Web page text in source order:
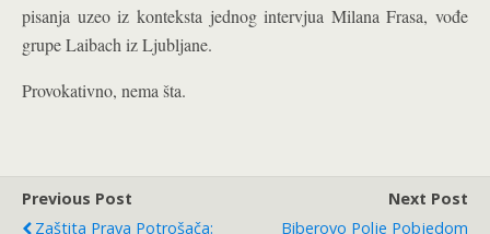
pisanja uzeo iz konteksta jednog intervjua Milana Frasa, vođe
grupe Laibach iz Ljubljane.
Provokativno, nema šta.
Previous Post
Zaštita Prava Potrošača:
Next Post
Biberovo Polje Pobjedom